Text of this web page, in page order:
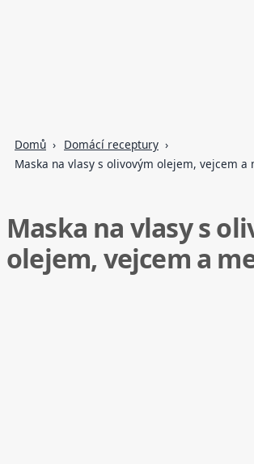
Domů
Domácí receptury
Maska na vlasy s olivovým olejem, vejcem a
Maska na vlasy s
olejem, vejcem a